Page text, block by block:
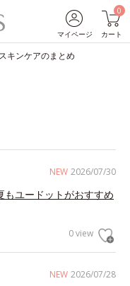
マイページ
0
カート
スキンケアのまとめ
NEW 2026/07/30
もユードットがおすすめ
0 view
NEW 2026/07/28